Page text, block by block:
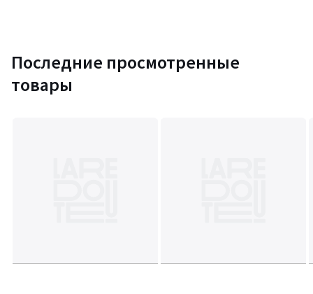
Последние просмотренные
товары